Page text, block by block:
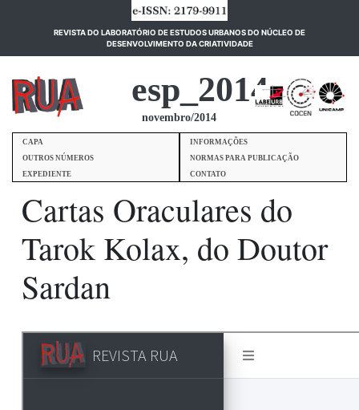
REVISTA DO LABORATÓRIO DE ESTUDOS URBANOS DO NÚCLEO DE
DESENVOLVIMENTO DA CRIATIVIDADE(current)
esp_2014
novembro/2014
CAPA
INFORMAÇÕES
OUTROS NÚMEROS
NORMAS PARA PUBLICAÇÃO
EXPEDIENTE
CONTATO
Cartas Oraculares do
Tarok Kolax, do Doutor
Sardan